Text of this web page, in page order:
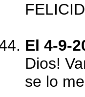
El 4-9-
Dios!
se lo